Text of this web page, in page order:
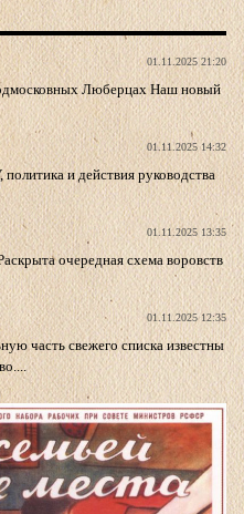
01.11.2025 21:20
Люберцах Наш новый
01.11.2025 14:32
и действия руководства
01.11.2025 13:35
очередная схема воровств
01.11.2025 12:35
часть свежего списка известны